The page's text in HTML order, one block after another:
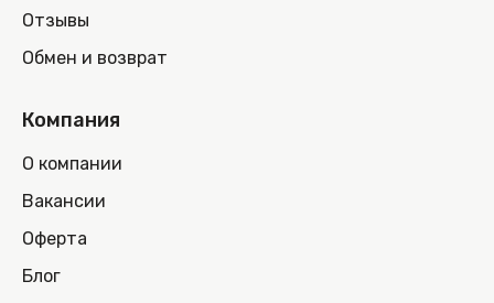
Отзывы
Обмен и возврат
Компания
О компании
Вакансии
Оферта
Блог